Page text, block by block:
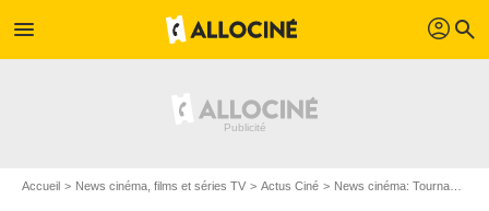
menu profil search
Accueil News cinéma, films et séries TV Actus Ciné News cinéma: Tournages